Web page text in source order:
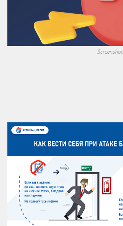
Screenshot